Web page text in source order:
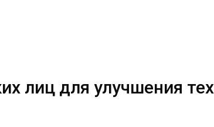
лиц для улучшения